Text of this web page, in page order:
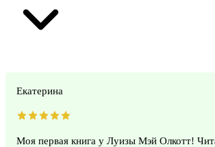
Екатерина
Моя первая книга у Луизы Мэй Олкотт!